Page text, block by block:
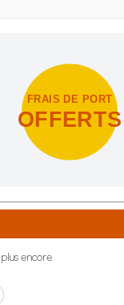
FRAIS DE PORT
OFFERTS
de port en
encore.